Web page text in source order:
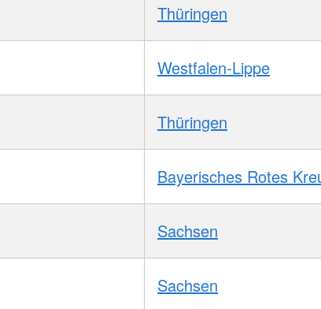
Thüringen
Westfalen-Lippe
Thüringen
Bayerisches Rotes
Sachsen
Sachsen